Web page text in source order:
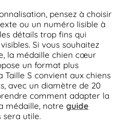
pensez à choisir
ou un numéro lisible à
détails trop fins qui
Si vous souhaitez
la médaille chien cœur
un format plus
Taille S convient aux chiens
avec un diamètre de 20
comment adapter la
médaille, notre guide
sera utile.